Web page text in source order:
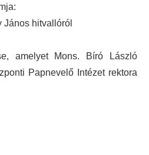
János hitvallóról
amelyet Mons. Bíró László
Papnevelő Intézet rektora